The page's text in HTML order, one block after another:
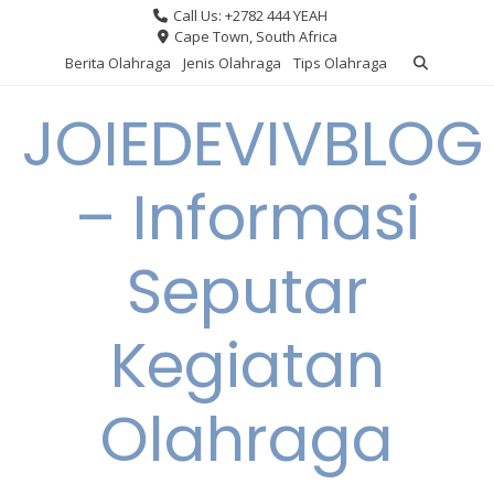
Call Us: +2782 444 YEAH
Cape Town, South Africa
Berita Olahraga
Jenis Olahraga Tips Olahraga
JOIEDEVIVBLOG
– Informasi
Seputar
Kegiatan
Olahraga